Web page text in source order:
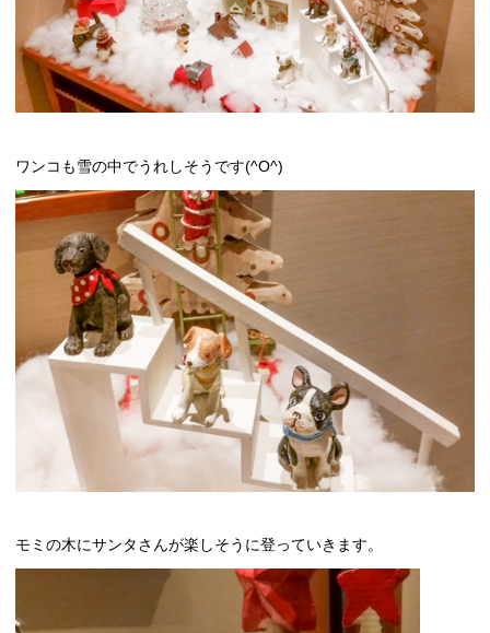
ワンコも雪の中でうれしそうです(^O^)
モミの木にサンタさんが楽しそうに登っていきます。